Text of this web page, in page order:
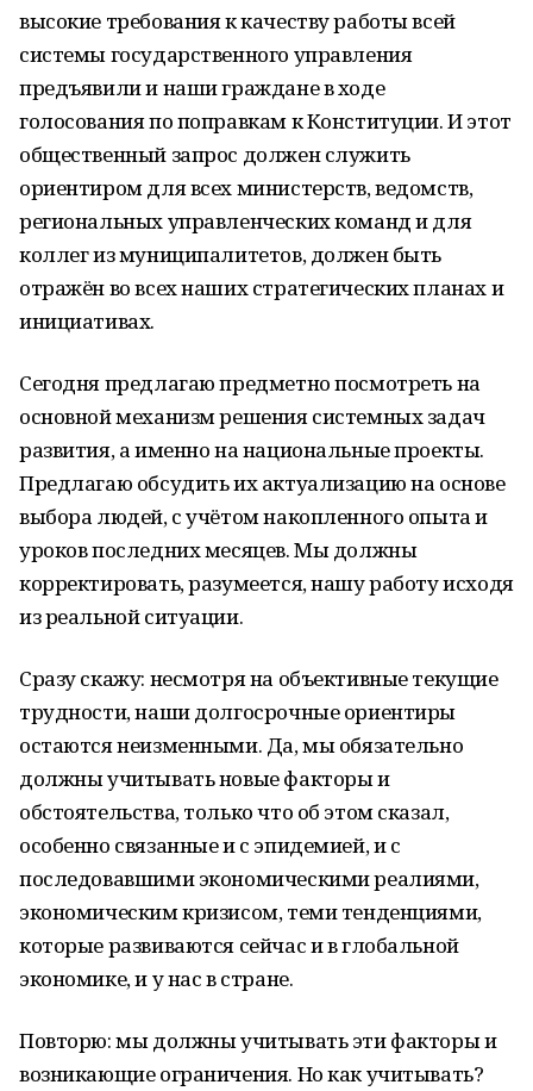
высокие требования к качеству работы всей
системы государственного управления
предъявили и наши граждане в ходе
голосования по поправкам к Конституции. И этот
общественный запрос должен служить
ориентиром для всех министерств, ведомств,
региональных управленческих команд и для
коллег из муниципалитетов, должен быть
отражён во всех наших стратегических планах и
инициативах.
Сегодня предлагаю предметно посмотреть на
основной механизм решения системных задач
развития, а именно на национальные проекты.
Предлагаю обсудить их актуализацию на основе
выбора людей, с учётом накопленного опыта и
уроков последних месяцев. Мы должны
корректировать, разумеется, нашу работу исходя
из реальной ситуации.
Сразу скажу: несмотря на объективные текущие
трудности, наши долгосрочные ориентиры
остаются неизменными. Да, мы обязательно
должны учитывать новые факторы и
обстоятельства, только что об этом сказал,
особенно связанные и с эпидемией, и с
последовавшими экономическими реалиями,
экономическим кризисом, теми тенденциями,
которые развиваются сейчас и в глобальной
экономике, и у нас в стране.
Повторю: мы должны учитывать эти факторы и
возникающие ограничения. Но как учитывать?